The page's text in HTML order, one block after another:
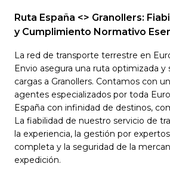
Ruta España <> Granollers:
y Cumplimiento Normativo
La red de transporte terrestre en
Envio asegura una ruta optimizada y
cargas a Granollers. Contamos con
agentes especializados por toda
España con infinidad de destinos,
La fiabilidad de nuestro servicio de
la experiencia, la gestión por
completa y la seguridad de la
expedición.